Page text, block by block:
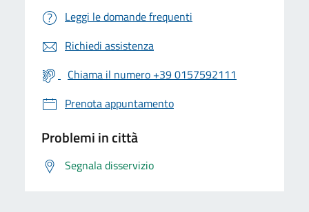
Leggi le domande frequenti
Richiedi assistenza
Chiama il numero +39 0157592111
Prenota appuntamento
Problemi in città
Segnala disservizio